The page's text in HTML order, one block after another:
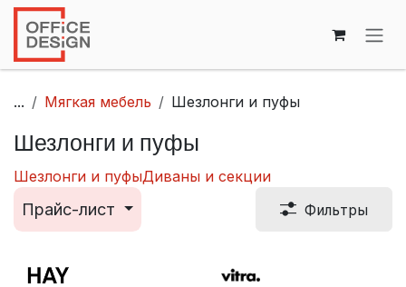
Перейти к содержимому
... Мягкая мебель Шезлонги и пуфы
Шезлонги и пуфы
Шезлонги и пуфыДиваны и секции
Прайс-лист Фильтры